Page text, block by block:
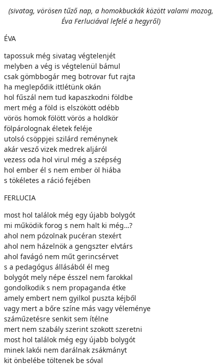
(sivatag, vörösen tűző nap, a homokbuckák között valami mozog,
Éva Ferluciával lefelé a hegyről)
ÉVA
tapossuk még sivatag végtelenjét
melyben a vég is végtelenül bámul
csak gömbbogár meg botrovar fut rajta
ha meglepődik ittlétünk okán
hol fűszál nem tud kapaszkodni földbe
mert még a föld is elszökött odébb
vörös homok fölött vörös a holdkör
fölpárolognak életek feléje
utolsó csöppjei szilárd reménynek
akár vesző vizek medrek aljáról
vezess oda hol virul még a szépség
hol ember él s nem ember öl hiába
s tökéletes a ráció fejében
FERLUCIA
most hol találok még egy újabb bolygót
mi működik forog s nem halt ki még…?
ahol nem pózolnak pucéran stexért
ahol nem házelnök a gengszter elvtárs
ahol favágó nem műt gerincsérvet
s a pedagógus állásából él meg
bolygót mely népe ésszel nem farokkal
gondolkodik s nem propaganda étke
amely embert nem gyilkol puszta kéjből
vagy mert a bőre színe más vagy véleménye
száműzetésre senkit sem ítélne
mert nem szabály szerint szokott szeretni
most hol találok még egy újabb bolygót
minek lakói nem darálnak zsákmányt
kit önbelébe töltenek be sóval